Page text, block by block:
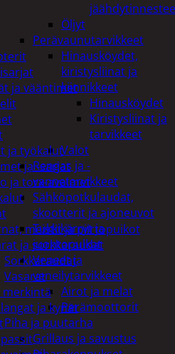
Öljyt
Perävaunutarvikkeet
Hinausköydet,
kiristysliinat ja
kiinnikkeet
Hinausköydet
Kiristysliinat ja
tarvikkeet
Valot
Rengas ja -
vannetarvikkeet
Sähköpotkulaudat,
skootterit ja ajoneuvot
Tukkikärryt ja
juontopulkat
Veneet ja
veneilytarvikkeet
Airot ja melat
Perämoottorit
Piha ja puutarha
Grillaus ja savustus
ja vääntimet
ja työkalut
ja -sarjat
ja torx-avaimet
meistit ja piirtopuikot
ja sorkkaraudat
Sorkkaraudat
Vasarat
merkintä
ja kynät